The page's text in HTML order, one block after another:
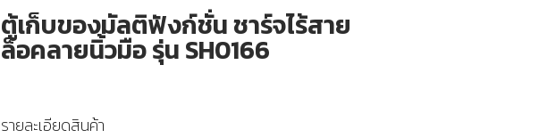
ตู้เก็บของมัลติฟังก์ชั่น ชาร์จไร้สาย
ล็อคลายนิ้วมือ รุ่น SH0166
รายละเอียดสินค้า